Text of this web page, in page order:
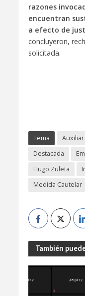
razones
encuentran
a efecto de
concluyeron,
solicitada.
Tema
Destacada
Hugo Zuleta
Medida Cautelar
También